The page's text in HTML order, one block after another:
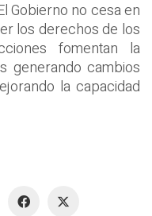
Gobierno no cesa en
los derechos de los
fomentan la
generando cambios
la capacidad